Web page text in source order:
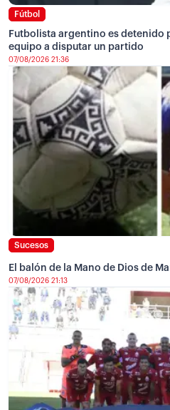
Fútbol
Futbolista argentino es detenido
equipo a disputar un partido
07/08/2026 21:36
Sucesos
El balón de la Mano de Dios de
07/08/2026 21:13